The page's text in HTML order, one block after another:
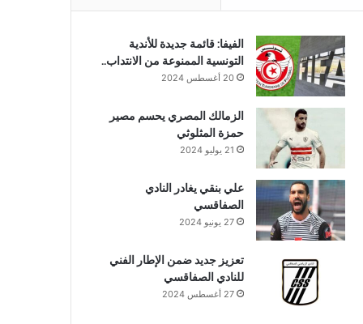
الفيفا: قائمة جديدة للأندية
التونسية الممنوعة من الانتداب..
20 أغسطس 2024
الزمالك المصري يحسم مصير
حمزة المثلوثي
21 يوليو 2024
علي بنقي يغادر النادي
الصفاقسي
27 يونيو 2024
تعزيز جديد ضمن الإطار الفني
للنادي الصفاقسي
27 أغسطس 2024